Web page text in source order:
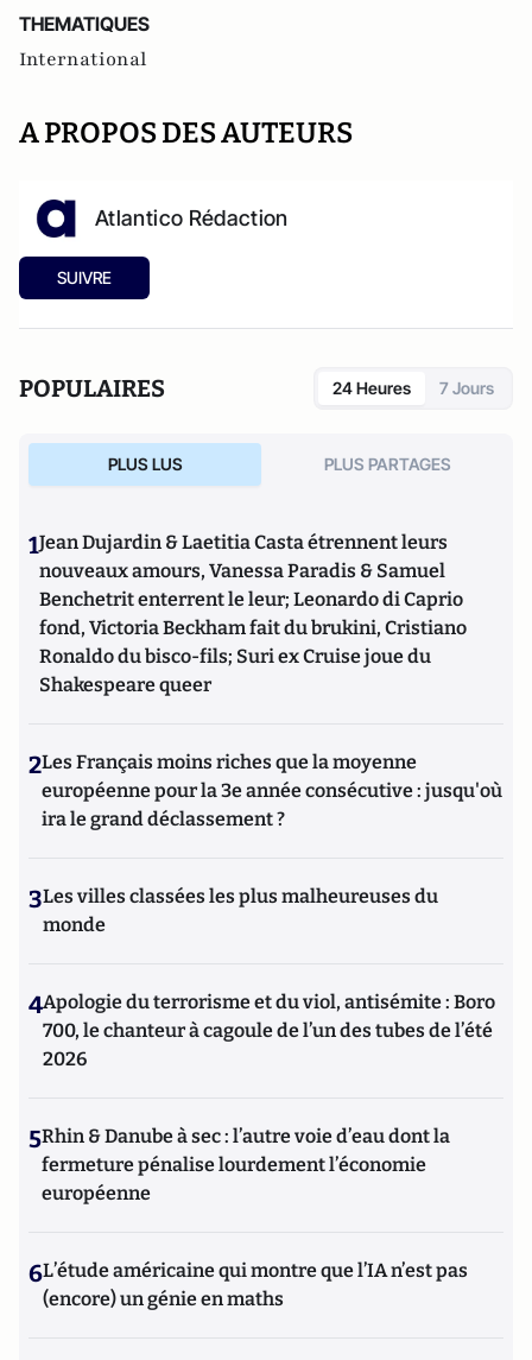
THEMATIQUES
International
A PROPOS DES AUTEURS
Atlantico Rédaction
SUIVRE
POPULAIRES 24 Heures 7 Jours
PLUS LUS PLUS PARTAGES
1Jean Dujardin & Laetitia Casta étrennent leurs
nouveaux amours, Vanessa Paradis & Samuel
Benchetrit enterrent le leur; Leonardo di Caprio
fond, Victoria Beckham fait du brukini, Cristiano
Ronaldo du bisco-fils; Suri ex Cruise joue du
Shakespeare queer
2Les Français moins riches que la moyenne
européenne pour la 3e année consécutive : jusqu'où
ira le grand déclassement ?
3Les villes classées les plus malheureuses du
monde
4Apologie du terrorisme et du viol, antisémite : Boro
700, le chanteur à cagoule de l’un des tubes de l’été
2026
5Rhin & Danube à sec : l’autre voie d’eau dont la
fermeture pénalise lourdement l’économie
européenne
6L’étude américaine qui montre que l’IA n’est pas
(encore) un génie en maths